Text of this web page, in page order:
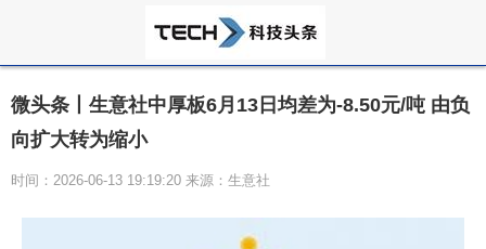
微头条丨生意社中厚板6月13日均差为-8.50元/吨 由负
向扩大转为缩小
时间：2026-06-13 19:19:20 来源：生意社